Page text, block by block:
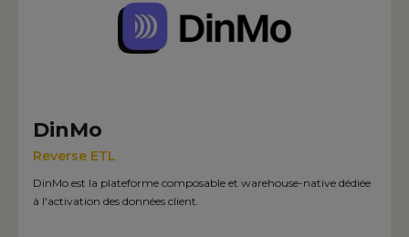
DinMo
Reverse ETL
DinMo est la plateforme composable et warehouse-native dédiée
à l'activation des données client.